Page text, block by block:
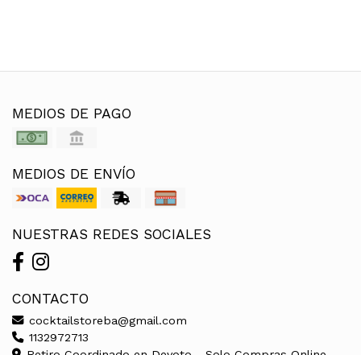
MEDIOS DE PAGO
MEDIOS DE ENVÍO
NUESTRAS REDES SOCIALES
CONTACTO
cocktailstoreba@gmail.com
1132972713